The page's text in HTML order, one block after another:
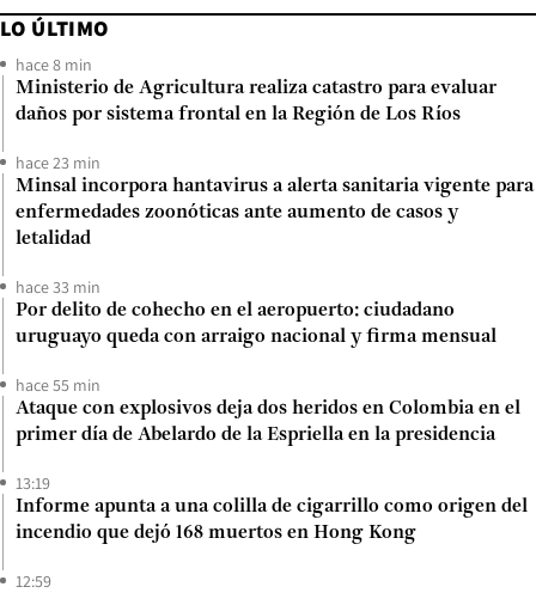
LO ÚLTIMO
hace 8 min
Ministerio de Agricultura realiza catastro para evaluar
daños por sistema frontal en la Región de Los Ríos
hace 23 min
Minsal incorpora hantavirus a alerta sanitaria vigente para
enfermedades zoonóticas ante aumento de casos y
letalidad
hace 33 min
Por delito de cohecho en el aeropuerto: ciudadano
uruguayo queda con arraigo nacional y firma mensual
hace 55 min
Ataque con explosivos deja dos heridos en Colombia en el
primer día de Abelardo de la Espriella en la presidencia
13:19
Informe apunta a una colilla de cigarrillo como origen del
incendio que dejó 168 muertos en Hong Kong
12:59